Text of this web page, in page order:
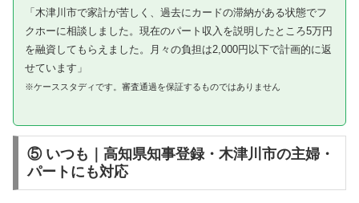
「木津川市で家計が苦しく、過去にカードの滞納がある状態でフ
クホーに相談しました。現在のパート収入を説明したところ5万円
を融資してもらえました。月々の負担は2,000円以下で計画的に返
せています」
※ケーススタディです。審査通過を保証するものではありません
⑤ いつも｜高知県知事登録・木津川市の主婦・
パートにも対応